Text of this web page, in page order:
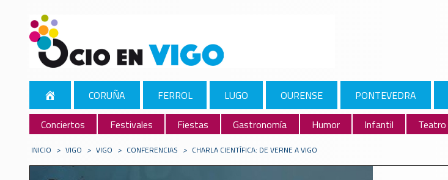
CORUÑA FERROL LUGO OURENSE PONTEVEDRA
Conciertos
Festivales Fiestas Gastronomía Humor Infantil
Teatro
INICIO > VIGO > VIGO > CONFERENCIAS > CHARLA CIENTÍFICA: DE VERNE A VIGO